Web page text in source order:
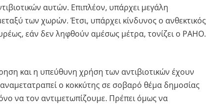
αυτών. Επιπλέον, υπάρχει μεγάλη
των χωρών. Έτσι, υπάρχει κίνδυνος ο ανθεκτικός
εάν δεν ληφθούν αμέσως μέτρα, τονίζει ο PAHO.
και η υπεύθυνη χρήση των αντιβιοτικών έχουν
ο κοκκύτης σε σοβαρό θέμα δημοσίας
να τον αντιμετωπίζουμε. Πρέπει όμως να